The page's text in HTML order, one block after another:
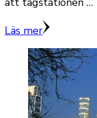
Läs mer